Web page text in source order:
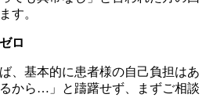
す。
ロ
、基本的に患者様の自己負担はあ
から…」と躊躇せず、まずご相談